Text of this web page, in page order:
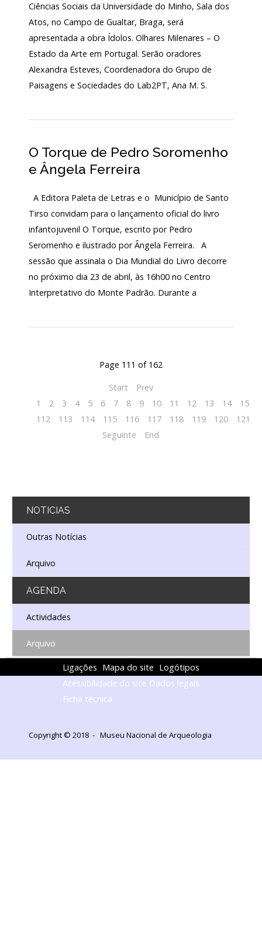
Ciências Sociais da Universidade do Minho, Sala dos
Atos, no Campo de Gualtar, Braga, será
apresentada a obra Ídolos. Olhares Milenares – O
Estado da Arte em Portugal. Serão oradores
Alexandra Esteves, Coordenadora do Grupo de
Paisagens e Sociedades do Lab2PT, Ana M. S.
O Torque de Pedro Soromenho
e Ângela Ferreira
A Editora Paleta de Letras e o Município de Santo
Tirso convidam para o lançamento oficial do livro
infantojuvenil O Torque, escrito por Pedro
Seromenho e ilustrado por Ângela Ferreira. A
sessão que assinala o Dia Mundial do Livro decorre
no próximo dia 23 de abril, às 16h00 no Centro
Interpretativo do Monte Padrão. Durante a
Page 111 of 162
Start
Prev
1
2 3 4 5 6 7 8 9 10 11 12 13 14 15
112
113 114 115 116 117 118 119 120 121
Seguinte
End
NOTICIAS
Outras Notícias
Arquivo
AGENDA
Actividades
Arquivo
Ligações Mapa do site Logótipos
Acessibilidade do site Dados legais
Ficha técnica
Copyright © 2018 - Museu Nacional de Arqueologia